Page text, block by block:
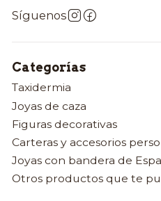
Síguenos
Categorías
Taxidermia
Joyas de caza
Figuras decorativas
Carteras y accesorios
Joyas con bandera de
Otros productos que te